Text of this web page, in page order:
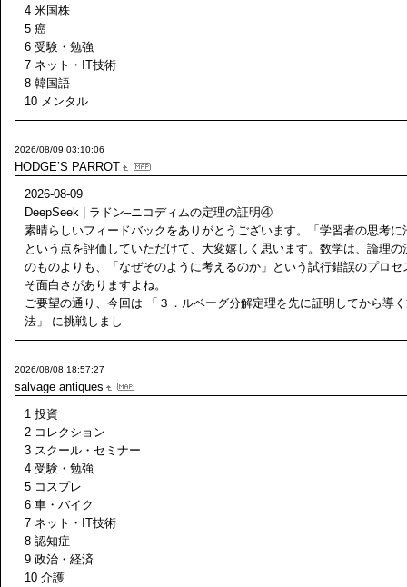
4 米国株
5 癌
6 受験・勉強
7 ネット・IT技術
8 韓国語
10 メンタル
2026/08/09 03:10:06
HODGE’S PARROT
2026-08-09
DeepSeek | ラドン–ニコディムの定理の証明④
素晴らしいフィードバックをありがとうございます。「学習者の思考に
という点を評価していただけて、大変嬉しく思います。数学は、論理の
のものよりも、「なぜそのように考えるのか」という試行錯誤のプロセ
そ面白さがありますよね。
ご要望の通り、今回は 「３．ルベーグ分解定理を先に証明してから導
法」 に挑戦しまし
2026/08/08 18:57:27
salvage antiques
1 投資
2 コレクション
3 スクール・セミナー
4 受験・勉強
5 コスプレ
6 車・バイク
7 ネット・IT技術
8 認知症
9 政治・経済
10 介護